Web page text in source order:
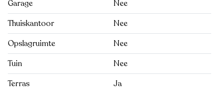
Garage
Nee
Thuiskantoor
Nee
Opslagruimte
Nee
Tuin
Nee
Terras
Ja